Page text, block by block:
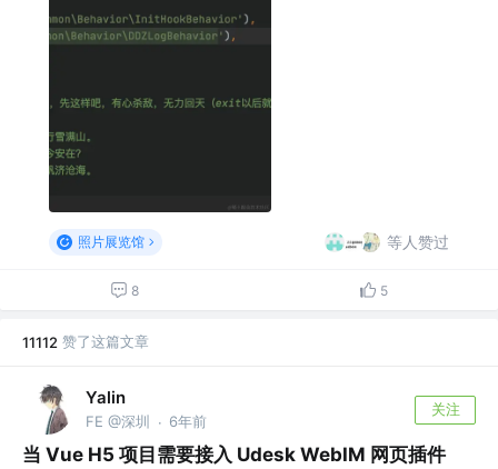
照片展览馆 等人赞过
8 5
11112 赞了这篇文章
Yalin
FE @深圳 · 6年前
关注
当 Vue H5 项目需要接入 Udesk WebIM 网页插件